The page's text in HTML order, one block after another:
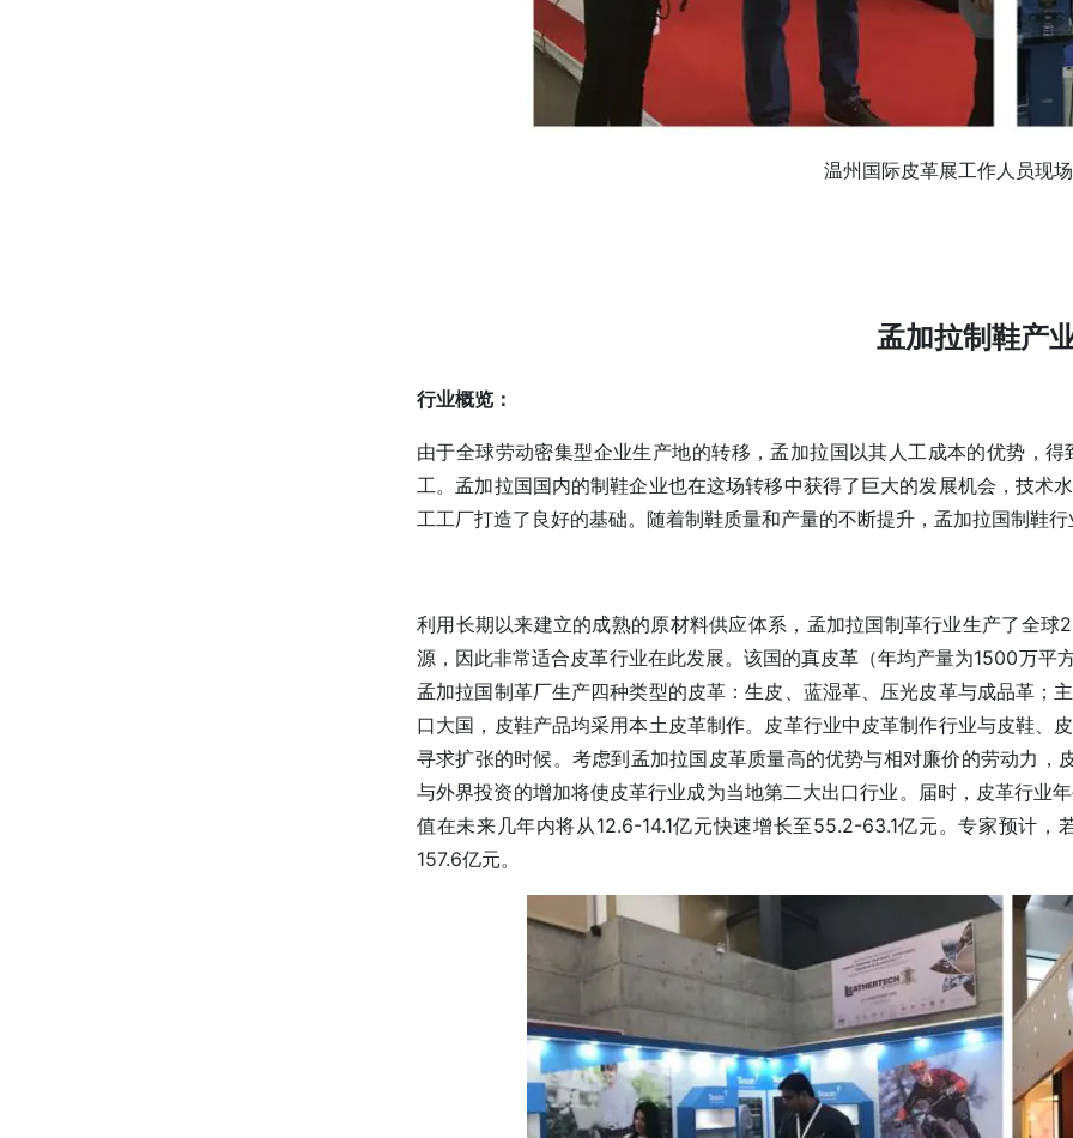
温州国际皮革展工作人员现
孟加拉制鞋产
行业概览：
由于全球劳动密集型企业生产地的转移，孟加拉国以其人工成本的优势，
工。孟加拉国国内的制鞋企业也在这场转移中获得了巨大的发展机会，技术
工工厂打造了良好的基础。随着制鞋质量和产量的不断提升，孟加拉国制鞋
利用长期以来建立的成熟的原材料供应体系，孟加拉国制革行业生产了全
源，因此非常适合皮革行业在此发展。该国的真皮革（年均产量为1500万
孟加拉国制革厂生产四种类型的皮革：生皮、蓝湿革、压光皮革与成品革；
口大国，皮鞋产品均采用本土皮革制作。皮革行业中皮革制作行业与皮鞋、
寻求扩张的时候。考虑到孟加拉国皮革质量高的优势与相对廉价的劳动力
与外界投资的增加将使皮革行业成为当地第二大出口行业。届时，皮革行业
值在未来几年内将从12.6-14.1亿元快速增长至55.2-63.1亿元。专家预计
157.6亿元。